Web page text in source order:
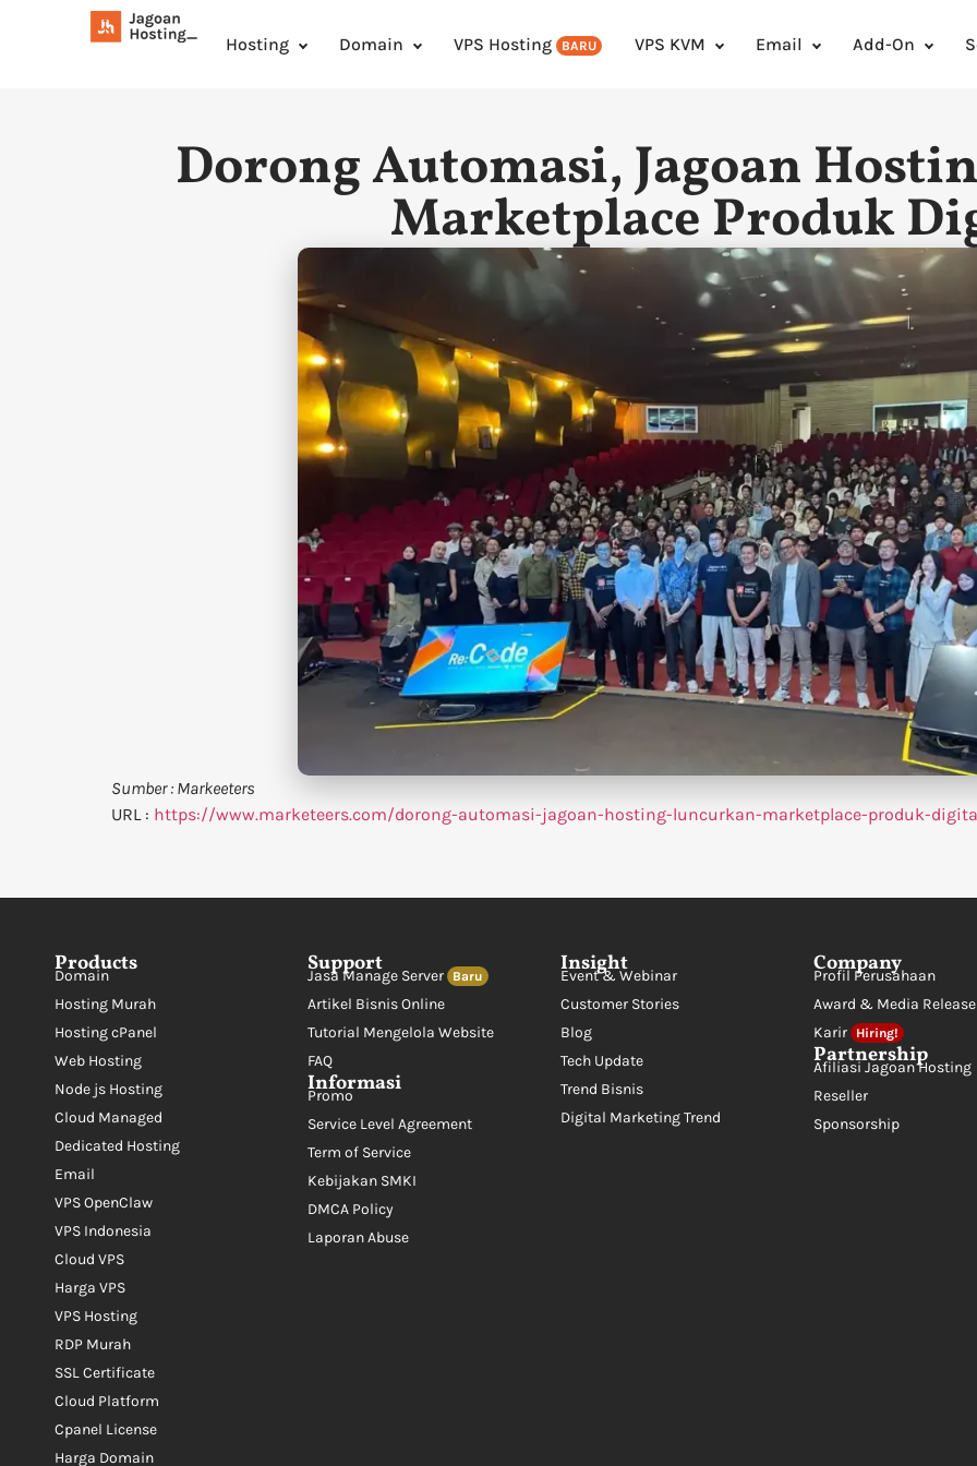
Hosting Domain VPS Hosting BARU VPS KVM Email Add-On
Dorong Automasi, Jagoan
Marketplace Produk
Sumber : Markeeters
URL : https://www.marketeers.com/dorong-automasi-jagoan-hosting-luncurkan-marketplace-produk-
Products
Domain
Hosting Murah
Hosting cPanel
Web Hosting
Node js Hosting
Cloud Managed
Dedicated Hosting
Email
VPS OpenClaw
VPS Indonesia
Cloud VPS
Harga VPS
VPS Hosting
RDP Murah
SSL Certificate
Cloud Platform
Cpanel License
Harga Domain
Support
Jasa Manage Server Baru
Artikel Bisnis Online
Tutorial Mengelola Website
FAQ
Informasi
Promo
Service Level Agreement
Term of Service
Kebijakan SMKI
DMCA Policy
Laporan Abuse
Insight
Event & Webinar
Customer Stories
Blog
Tech Update
Trend Bisnis
Digital Marketing Trend
Company
Profil Perusahaan
Award & Media Release
Karir
Hiring!
Partnership
Afiliasi Jagoan Hosting
Reseller
Sponsorship